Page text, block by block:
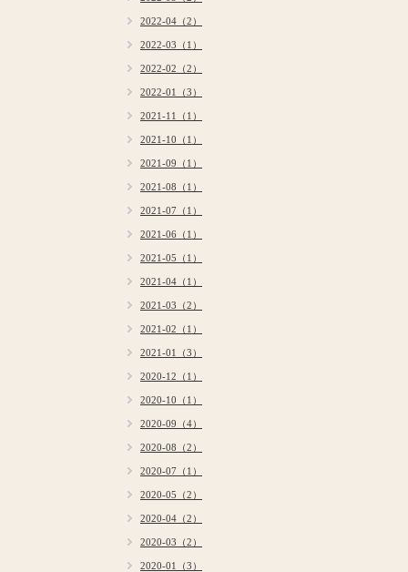
2022-04（2）
2022-03（1）
2022-02（2）
2022-01（3）
2021-11（1）
2021-10（1）
2021-09（1）
2021-08（1）
2021-07（1）
2021-06（1）
2021-05（1）
2021-04（1）
2021-03（2）
2021-02（1）
2021-01（3）
2020-12（1）
2020-10（1）
2020-09（4）
2020-08（2）
2020-07（1）
2020-05（2）
2020-04（2）
2020-03（2）
2020-01（3）